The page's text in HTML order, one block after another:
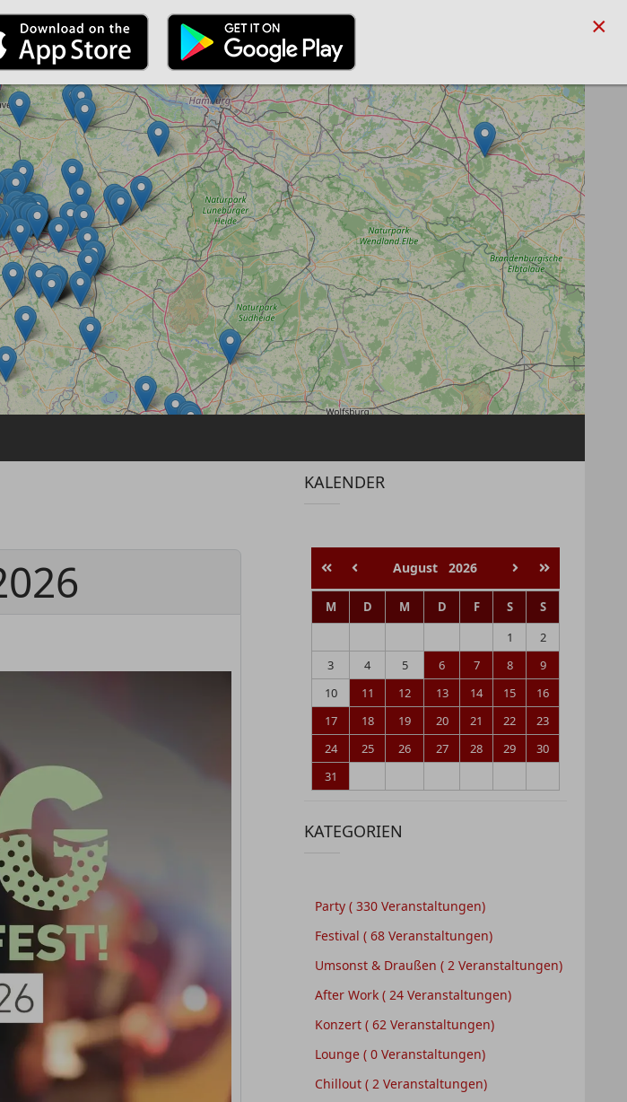
PARTYFOTOS FÜR VERANSTALTER/PARTNER
KALENDER
August 2026
M D M D F S
S
1
2
3
4 5 6 7 8
9
10
11 12 13 14 15
16
17
18 19 20 21 22
23
24
25 26 27 28 29
30
31
KATEGORIEN
Party ( 330 Veranstaltungen)
Festival ( 68 Veranstaltungen)
Umsonst & Draußen ( 2 Veranstaltungen)
After Work ( 24 Veranstaltungen)
Konzert ( 62 Veranstaltungen)
Lounge ( 0 Veranstaltungen)
Chillout ( 2 Veranstaltungen)
ODERREGISTRIEREN
×